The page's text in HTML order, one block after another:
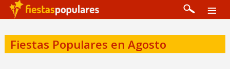
Fiestas Populares en Agosto